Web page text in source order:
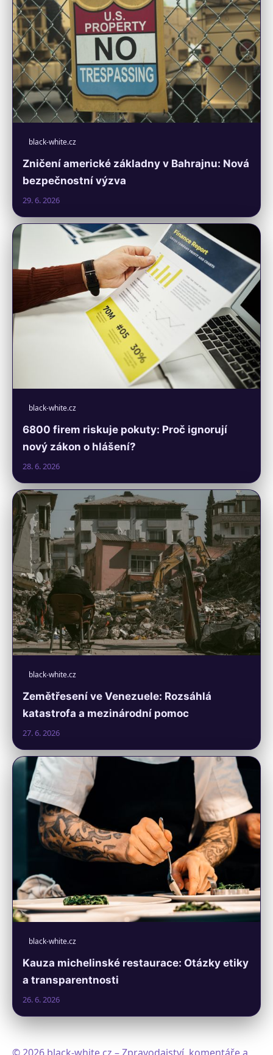
black-white.cz
Zničení americké základny v Bahrajnu: Nová
bezpečnostní výzva
29. 6. 2026
black-white.cz
6800 firem riskuje pokuty: Proč ignorují
nový zákon o hlášení?
28. 6. 2026
black-white.cz
Zemětřesení ve Venezuele: Rozsáhlá
katastrofa a mezinárodní pomoc
27. 6. 2026
black-white.cz
Kauza michelinské restaurace: Otázky etiky
a transparentnosti
26. 6. 2026